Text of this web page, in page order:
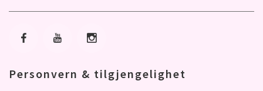
Gå til Facebook
Gå til YoutubeGå til Instagram
Personvern & tilgjengelighet